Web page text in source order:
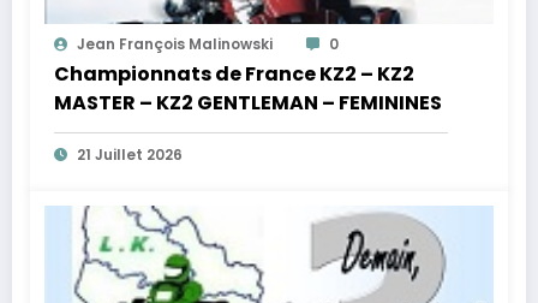
Jean François Malinowski 0
Championnats de France KZ2 – KZ2
MASTER – KZ2 GENTLEMAN – FEMININES
21 Juillet 2026